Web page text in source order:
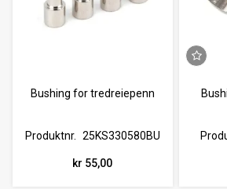
Bushing for tredreiepenn
Produktnr. 25KS330580BU
kr 55,00